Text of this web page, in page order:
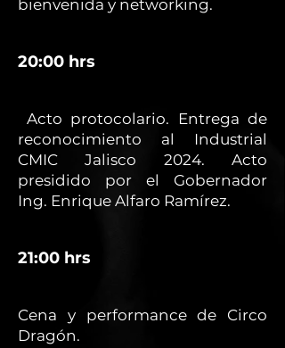
bienvenida y networking.
20:00 hrs
Acto protocolario. Entrega de
reconocimiento al Industrial
CMIC Jalisco 2024. Acto
presidido por el Gobernador
Ing. Enrique Alfaro Ramírez.
21:00 hrs
Cena y performance de Circo
Dragón.